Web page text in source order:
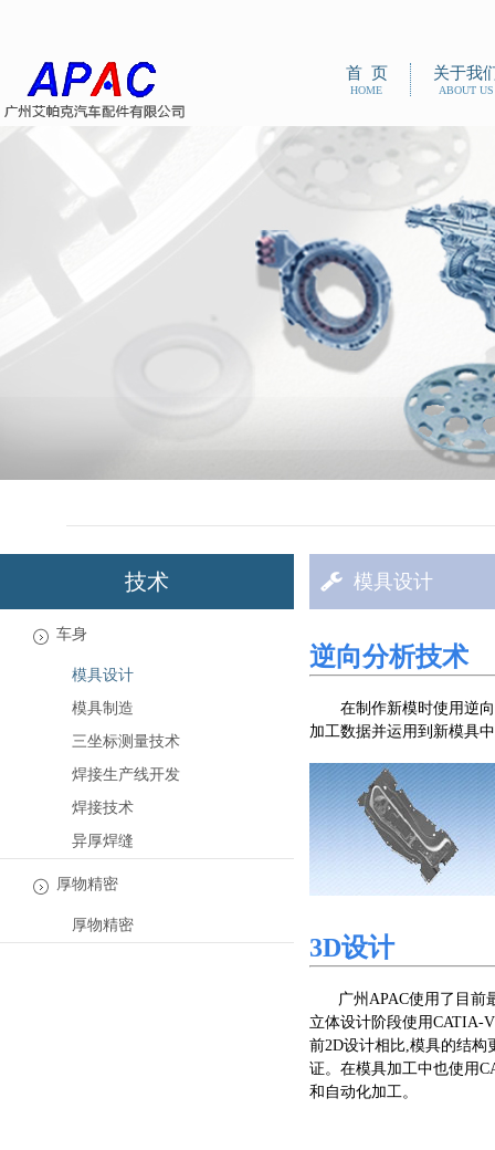
首 页
HOME
关于我
ABOUT US
技术
车身
模具设计
模具制造
三坐标测量技术
焊接生产线开发
焊接技术
异厚焊缝
厚物精密
厚物精密
模具设计
逆向分析技术
在制作新模时使用逆
加工数据并运用到新模具
3D设计
广州APAC使用了目前
立体设计阶段使用CATIA-
前2D设计相比,模具的结构
证。在模具加工中也使用
和自动化加工。